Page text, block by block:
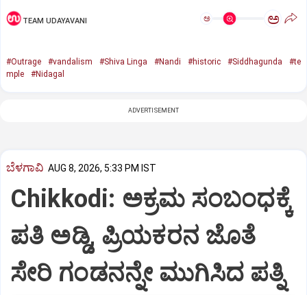
TEAM UDAYAVANI ಅ ಅ
#Outrage #vandalism #Shiva Linga #Nandi #historic #Siddhagunda
#te
mple
#Nidagal
ADVERTISEMENT
ಬೆಳಗಾವಿ AUG 8, 2026, 5:33 PM IST
Chikkodi: ಅಕ್ರಮ ಸಂಬಂಧಕ್ಕೆ
ಪತಿ ಅಡ್ಡಿ, ಪ್ರಿಯಕರನ ಜೊತೆ
ಸೇರಿ ಗಂಡನನ್ನೇ ಮುಗಿಸಿದ ಪತ್ನಿ